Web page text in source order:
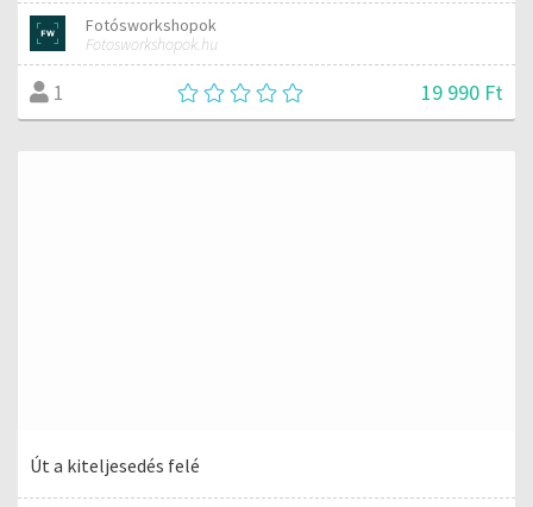
Fotósworkshopok
Fotosworkshopok.hu
1 19 990 Ft
Út a kiteljesedés felé